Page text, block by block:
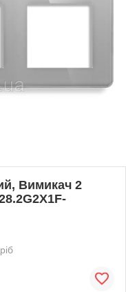
Вимикач 2